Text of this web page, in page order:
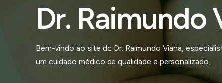
Dr. Raimundo
Bem-vindo ao site do Dr. Raimundo Viana,
um cuidado médico de qualidade e personalizado.